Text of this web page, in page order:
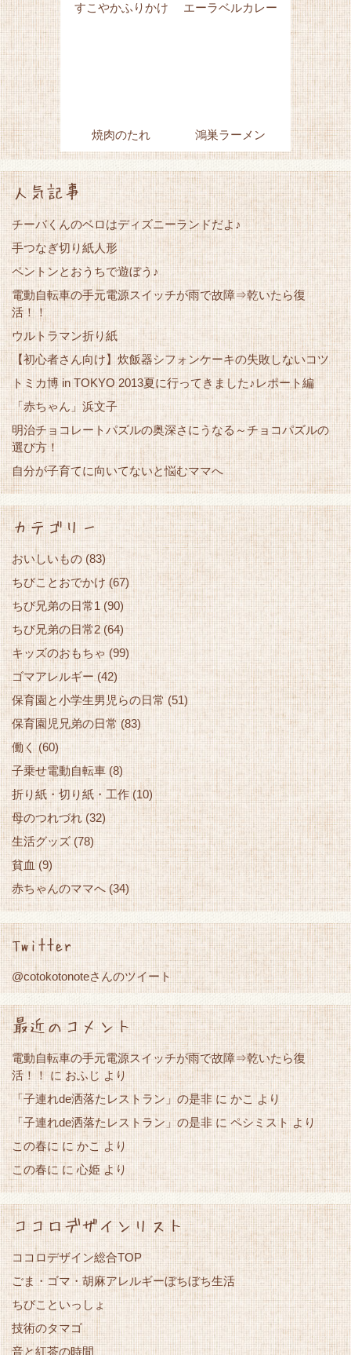
すこやかふりかけ エーラベルカレー
焼肉のたれ 鴻巣ラーメン
人気記事
チーバくんのベロはディズニーランドだよ♪
手つなぎ切り紙人形
ペントンとおうちで遊ぼう♪
電動自転車の手元電源スイッチが雨で故障⇒乾いたら復
活！！
ウルトラマン折り紙
【初心者さん向け】炊飯器シフォンケーキの失敗しないコツ
トミカ博 in TOKYO 2013夏に行ってきました♪レポート編
「赤ちゃん」浜文子
明治チョコレートパズルの奥深さにうなる～チョコパズルの
選び方！
自分が子育てに向いてないと悩むママへ
カテゴリー
おいしいもの (83)
ちびことおでかけ (67)
ちび兄弟の日常1(90)
ちび兄弟の日常2 (64)
キッズのおもちゃ (99)
ゴマアレルギー(42)
保育園と小学生男児らの日常 (51)
保育園児兄弟の日常(83)
働く(60)
子乗せ電動自転車 (8)
折り紙・切り紙・工作(10)
母のつれづれ(32)
生活グッズ(78)
貧血(9)
赤ちゃんのママへ (34)
Twitter
@cotokotonoteさんのツイート
最近のコメント
電動自転車の手元電源スイッチが雨で故障⇒乾いたら復
活！！ に おふじ より
「子連れde洒落たレストラン」の是非 に かこ より
「子連れde洒落たレストラン」の是非に ペシミスト より
この春に に かこより
この春にに 心姫 より
ココロデザインリスト
ココロデザイン総合TOP
ごま・ゴマ・胡麻アレルギーぼちぼち生活
ちびこといっしょ
技術のタマゴ
音と紅茶の時間